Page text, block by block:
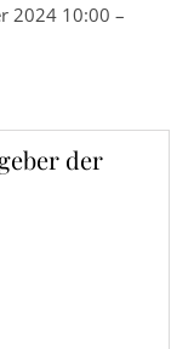
2024 10:00 –
der